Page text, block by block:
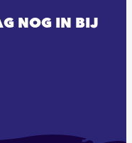
NOG IN BIJ